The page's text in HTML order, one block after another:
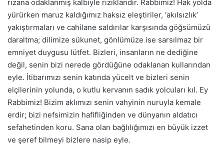
rızana odaklanmış kalbiyle rızıklandır. Rabbimiz! Hak yolda
yürürken maruz kaldığımız haksız eleştiriler, ‘akılsızlık’
yakıştırmaları ve cahilane saldırılar karşısında göğsümüzü
daraltma; dilimize sükunet, gönlümüze ise sarsılmaz bir
emniyet duygusu lütfet. Bizleri, insanların ne dediğine
değil, senin bizi nerede gördüğüne odaklanan kullarından
eyle. İtibarımızı senin katında yücelt ve bizleri senin
elçilerinin yolunda, o kutlu kervanın sadık yolcuları kıl. Ey
Rabbimiz! Bizim aklımızı senin vahyinin nuruyla kemale
erdir; bizi nefsimizin hafifliğinden ve dünyanın aldatıcı
sefahetinden koru. Sana olan bağlılığımızı en büyük izzet
ve şeref bilmeyi bizlere nasip eyle.